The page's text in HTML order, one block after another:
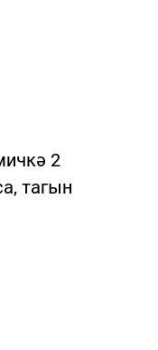
2
тагын